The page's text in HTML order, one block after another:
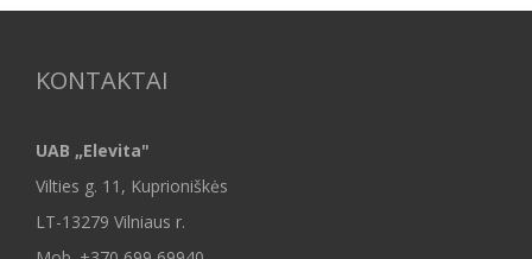
KONTAKTAI
UAB „Elevita"
Vilties g. 11, Kuprioniškės
LT-13279 Vilniaus r.